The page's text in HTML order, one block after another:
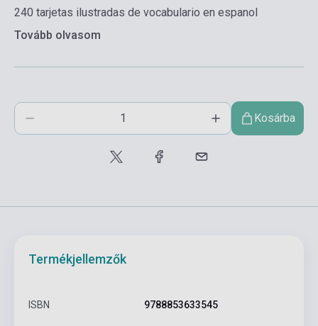
240 tarjetas ilustradas de vocabulario en espanol
Tovább olvasom
Kosárba
Termékjellemzők
ISBN 9788853633545